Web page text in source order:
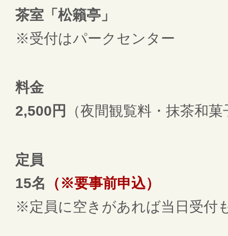
茶室「松籟亭」
※受付はパークセンター
料金
2,500円
（夜間観覧料・抹茶和
定員
15名 （※要事前申込）
※定員に空きがあれば当日受付